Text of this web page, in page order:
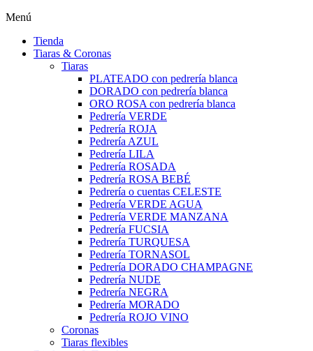
Menú
Tienda
Tiaras & Coronas
Tiaras
PLATEADO con pedrería blanca
DORADO con pedrería blanca
ORO ROSA con pedrería blanca
Pedrería VERDE
Pedrería ROJA
Pedrería AZUL
Pedrería LILA
Pedrería ROSADA
Pedrería ROSA BEBÉ
Pedrería o cuentas CELESTE
Pedrería VERDE AGUA
Pedrería VERDE MANZANA
Pedrería FUCSIA
Pedrería TURQUESA
Pedrería TORNASOL
Pedrería DORADO CHAMPAGNE
Pedrería NUDE
Pedrería NEGRA
Pedrería MORADO
Pedrería ROJO VINO
Coronas
Tiaras flexibles